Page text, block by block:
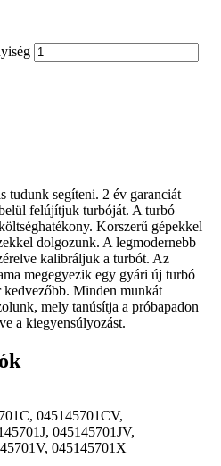
tudunk segíteni. 2 év garanciát
felújítjuk turbóját. A turbó
Korszerű gépekkel
dolgozunk. A legmodernebb
kalibráljuk a turbót. Az
megegyezik egy gyári új turbó
kedvezőbb. Minden munkát
mely tanúsítja a próbapadon
a kiegyensúlyozást.
045145701CV,
045145701JV,
045145701X